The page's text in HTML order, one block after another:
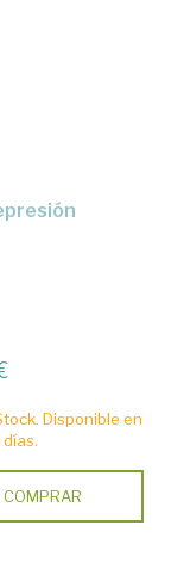
Disponible en
COMPRAR